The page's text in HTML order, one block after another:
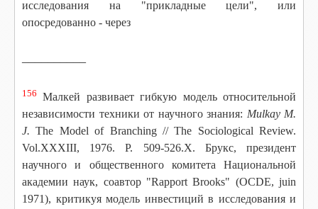
исследования на "прикладные цели", или
опосредованно - через
156 Малкей развивает гибкую модель относительной
независимости техники от научного знания: Mulkay M.
J. The Model ofBranching // The Sociological Review.
Vol.XXXIII, 1976. P. 509-526.X. Брукс, президент
научного и общественного комитета Национальной
академии наук, соавтор "Rapport Brooks" (OCDE, juin
1971), критикуя модель инвестиций в исследования и